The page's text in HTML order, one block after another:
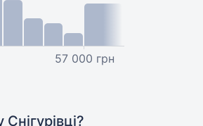
57 000 грн